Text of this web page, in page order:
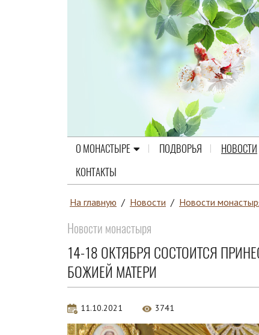
О МОНАСТЫРЕ ПОДВОРЬЯ НОВОСТИ
КОНТАКТЫ
На главную / Новости / Новости
Новости монастыря
14-18 ОКТЯБРЯ СОСТОИТСЯ
БОЖИЕЙ МАТЕРИ
11.10.2021 3741